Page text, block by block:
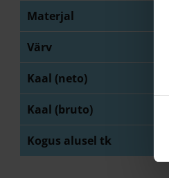
Materjal
Värv
Kaal (neto)
Kaal (bruto)
Kogus alusel tk